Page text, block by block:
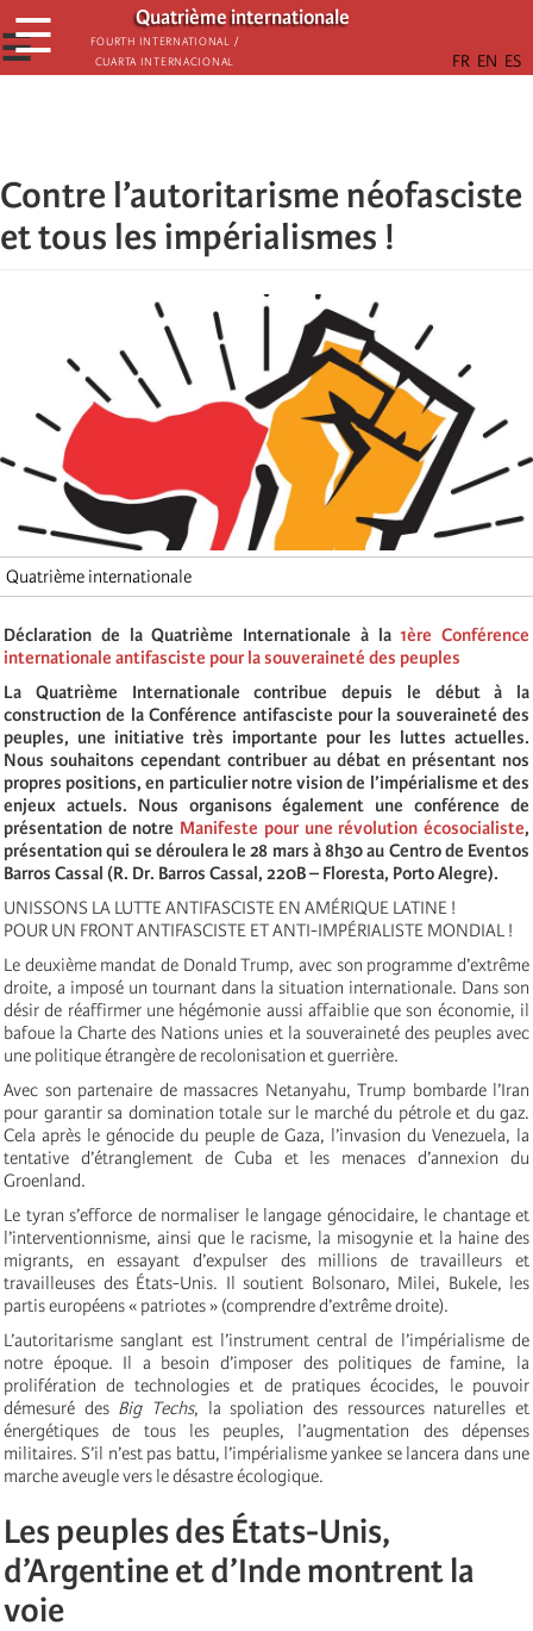
Skip
to
main
Quatrième internationale
Fourth International /
Cuarta Internacional
☰
☰
Contre l’autoritarisme néofasciste
et tous les impérialismes !
Quatrième internationale
Déclaration de la Quatrième Internationale à la1ère Conférence
internationale antifasciste pour la souveraineté des peuples
La Quatrième Internationale contribue depuis le début à la
construction de la Conférence antifasciste pour la souveraineté des
peuples, une initiative très importante pour les luttes actuelles.
Nous souhaitons cependant contribuer au débat en présentant nos
propres positions, en particulier notre vision de l’impérialisme et des
enjeux actuels. Nous organisons également une conférence de
présentation de notre Manifeste pour une révolution écosocialiste,
présentation qui se déroulera le 28 mars à 8h30 au Centro de Eventos
Barros Cassal (R. Dr. Barros Cassal, 220B – Floresta, Porto Alegre).
UNISSONS LA LUTTE ANTIFASCISTE EN AMÉRIQUE LATINE !
POUR UN FRONT ANTIFASCISTE ET ANTI-IMPÉRIALISTE MONDIAL !
Le deuxième mandat de Donald Trump, avec son programme d’extrême
droite, a imposé un tournant dans la situation internationale. Dans son
désir de réaffirmer une hégémonie aussi affaiblie que son économie, il
bafoue la Charte des Nations unies et la souveraineté des peuples avec
une politique étrangère de recolonisation et guerrière.
Avec son partenaire de massacres Netanyahu, Trump bombarde l’Iran
pour garantir sa domination totale sur le marché du pétrole et du gaz.
Cela après le génocide du peuple de Gaza, l’invasion du Venezuela, la
tentative d’étranglement de Cuba et les menaces d’annexion du
Groenland.
Le tyran s’efforce de normaliser le langage génocidaire, le chantage et
l’interventionnisme, ainsi que le racisme, la misogynie et la haine des
migrants, en essayant d’expulser des millions de travailleurs et
travailleuses des États-Unis. Il soutient Bolsonaro, Milei, Bukele, les
partis européens « patriotes » (comprendre d’extrême droite).
L’autoritarisme sanglant est l’instrument central de l’impérialisme de
notre époque. Il a besoin d’imposer des politiques de famine, la
prolifération de technologies et de pratiques écocides, le pouvoir
démesuré des Big Techs, la spoliation des ressources naturelles et
énergétiques de tous les peuples, l’augmentation des dépenses
militaires. S’il n’est pas battu, l’impérialisme yankee se lancera dans une
marche aveugle vers le désastre écologique.
Les peuples des États-Unis,
d’Argentine et d’Inde montrent la
voie